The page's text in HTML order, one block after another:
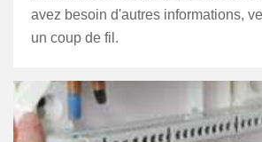
avez besoin d'autres informations,
un coup de fil.